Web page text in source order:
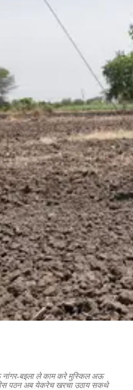
नांगर-बइला ले काम करे मुस्किल अऊ
पठन अब येकरेच खरचा उठाय सकथे